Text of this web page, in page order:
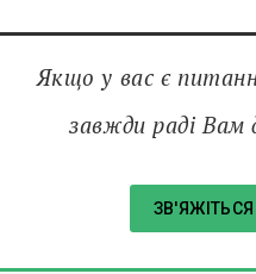
Якщо у вас є
завжди раді Вам